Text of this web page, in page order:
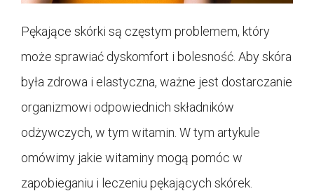
Pękające skórki są częstym problemem, który
może sprawiać dyskomfort i bolesność. Aby skóra
była zdrowa i elastyczna, ważne jest dostarczanie
organizmowi odpowiednich składników
odżywczych, w tym witamin. W tym artykule
omówimy jakie witaminy mogą pomóc w
zapobieganiu i leczeniu pękających skórek.